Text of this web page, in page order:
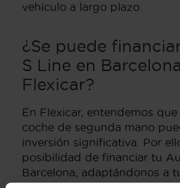
vehículo a largo plazo.
¿Se puede
S Line en
Flexicar?
En Flexicar, entendemos
coche de segunda mano
inversión significativa. Por
posibilidad de financiar tu
Barcelona, adaptándonos a